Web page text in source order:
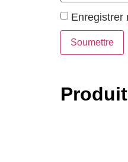
Enregistrer